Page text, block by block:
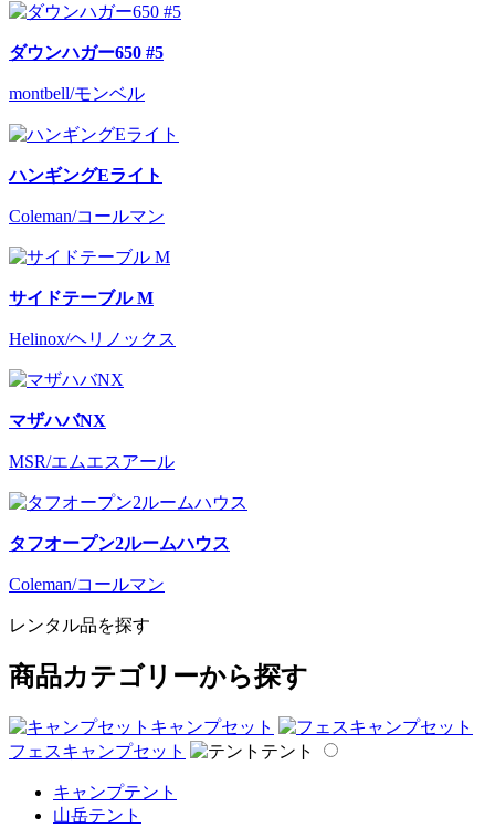
ダウンハガー650 #5
montbell/モンベル
ハンギングEライト
Coleman/コールマン
サイドテーブル M
Helinox/ヘリノックス
マザハバNX
MSR/エムエスアール
タフオープン2ルームハウス
Coleman/コールマン
レンタル品を探す
商品カテゴリーから探す
キャンプセット
フェスキャンプセット
テント
キャンプテント
山岳テント